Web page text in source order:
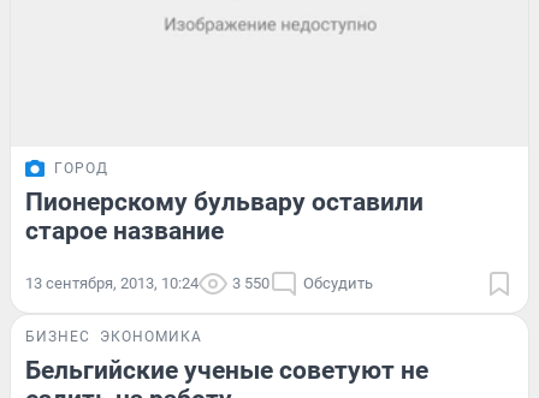
ГОРОД
Пионерскому бульвару оставили
старое название
13 сентября, 2013, 10:24 3 550 Обсудить
БИЗНЕС ЭКОНОМИКА
Бельгийские ученые советуют не